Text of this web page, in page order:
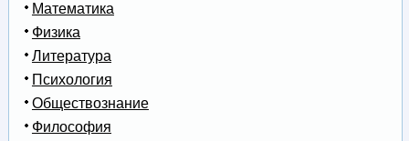
Математика
Физика
Литература
Психология
Обществознание
Философия